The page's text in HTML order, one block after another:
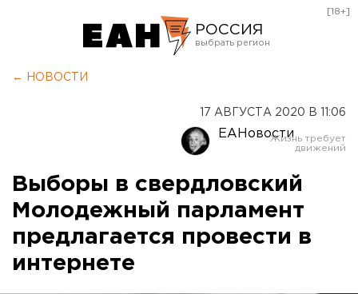
РОССИЯ
Оренбург
[18+]
← НОВОСТИ
17 АВГУСТА 2020 В 11:06
ЕАНовости
Выборы в свердловский
Молодежный парламент
предлагается провести в
интернете